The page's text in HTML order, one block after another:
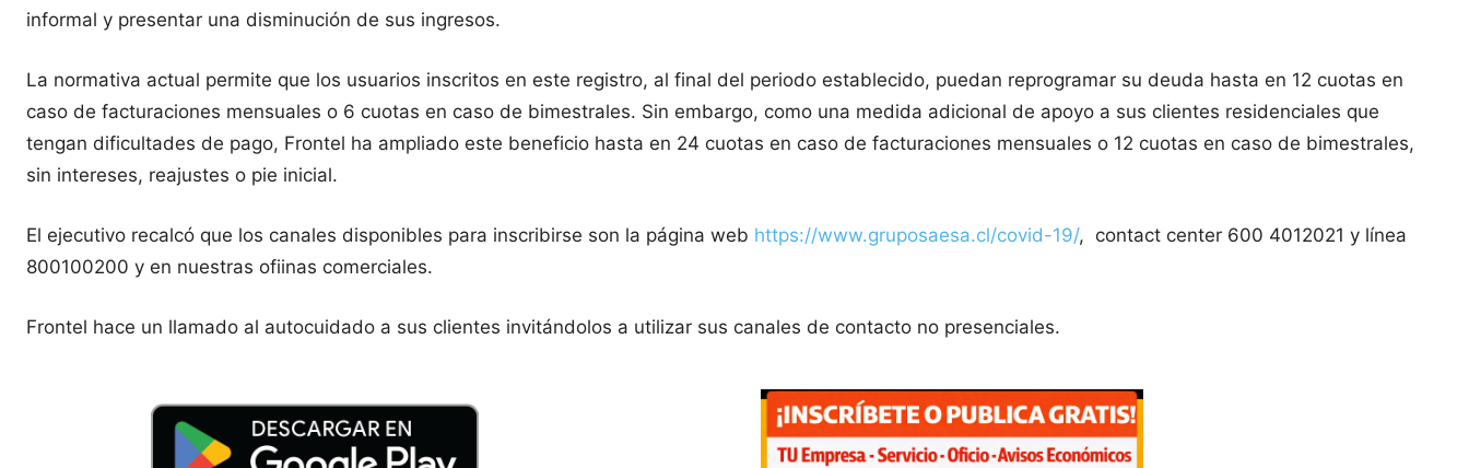
informal y presentar una disminución de sus ingresos.
La normativa actual permite que los usuarios inscritos en este registro, al final del periodo establecido, puedan reprogramar su deuda hasta en 12 cuotas en
caso de facturaciones mensuales o 6 cuotas en caso de bimestrales. Sin embargo, como una medida adicional de apoyo a sus clientes residenciales que
tengan dificultades de pago, Frontel ha ampliado este beneficio hasta en 24 cuotas en caso de facturaciones mensuales o 12 cuotas en caso de bimestrales,
sin intereses, reajustes o pie inicial.
El ejecutivo recalcó que los canales disponibles para inscribirse son la página web https://www.gruposaesa.cl/covid-19/, contact center 600 4012021 y línea
800100200 y en nuestras ofiinas comerciales.
Frontel hace un llamado al autocuidado a sus clientes invitándolos a utilizar sus canales de contacto no presenciales.